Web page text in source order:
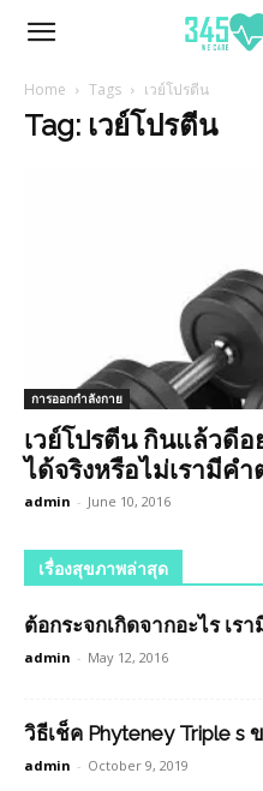
345Health
Home Tags เวย์โปรตีน
Tag: เวย์โปรตีน
การออกกำลังกาย
เวย์โปรตีน กินแล้วดีอ
ได้จริงหรือไม่เรามีค
admin - June 10, 2016
เรื่องสุขภาพล่าสุด
ต้อกระจกเกิดจากอะไร เร
admin - May 12, 2016
วิธีเช็ค Phyteney Triple s
admin - October 9, 2019